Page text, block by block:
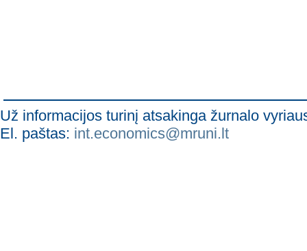
Už informacijos turinį atsakinga žurnalo
El. paštas: int.economics@mruni.lt